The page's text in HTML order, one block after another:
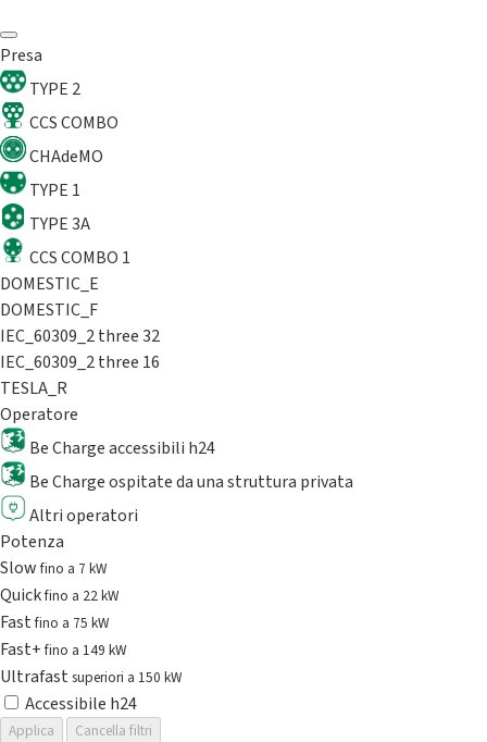
Presa
TYPE 2
CCS COMBO
CHAdeMO
TYPE 1
TYPE 3A
CCS COMBO 1
DOMESTIC_E
DOMESTIC_F
IEC_60309_2 three 32
IEC_60309_2 three 16
TESLA_R
Operatore
Be Charge accessibili h24
Be Charge ospitate da una struttura privata
Altri operatori
Potenza
Slowfino a 7 kW
Quickfino a 22 kW
Fastfino a 75 kW
Fast+fino a 149 kW
Ultrafast superiori a 150 kW
Accessibile h24
Applica
Cancella filtri